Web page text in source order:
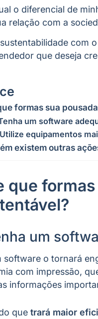
o diferencial de
relação com a
com
que deseja
formas sua
um software
equipamentos
existem outras
que
um
software o tornará
com impressão,
informações
que trará maior